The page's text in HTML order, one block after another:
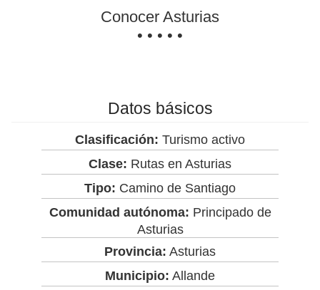
Conocer Asturias
• • • • •
Datos básicos
Clasificación: Turismo activo
Clase: Rutas en Asturias
Tipo: Camino de Santiago
Comunidad autónoma: Principado de
Asturias
Provincia: Asturias
Municipio: Allande